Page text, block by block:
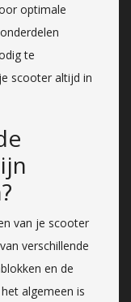
optimale
te
scooter altijd in
van je scooter
verschillende
en de
algemeen is